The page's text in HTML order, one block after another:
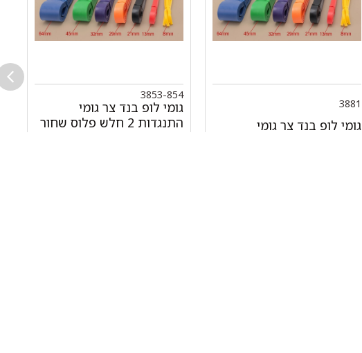
3881
גומי לופ בנד צר גומי
3853-854
גומי לופ בנד צר גומי
התנגדות 2 חלש פלוס שחור